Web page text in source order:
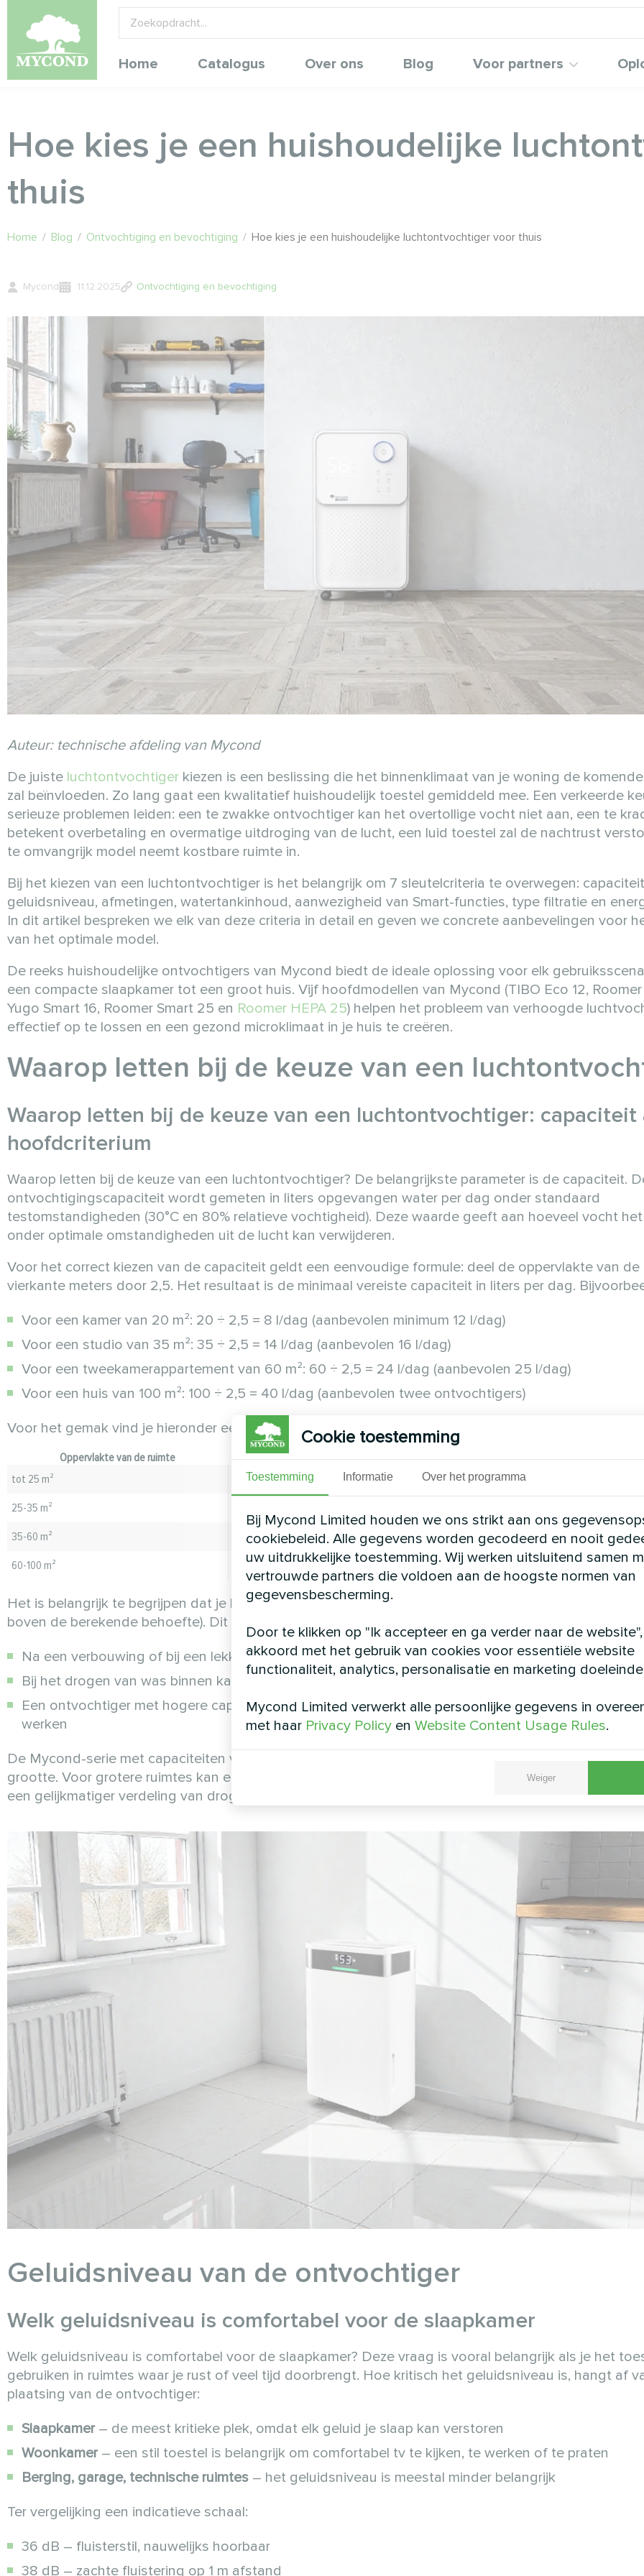
Home Catalogus Over ons Blog Voor partners
Hoe kies je een huishoudelijke
thuis
Home / Blog / Ontvochtiging en bevochtiging / Hoe kies je een huishoudelijke luchtontvochtiger voor thuis
Mycond 11.12.2025 Ontvochtiging en bevochtiging
Auteur: technische afdeling van Mycond
De juiste luchtontvochtiger kiezen is een beslissing die het binnenklimaat van je woning de komende
zal beïnvloeden. Zo lang gaat een kwalitatief huishoudelijk toestel gemiddeld mee. Een verkeerde
serieuze problemen leiden: een te zwakke ontvochtiger kan het overtollige vocht niet aan, een te
betekent overbetaling en overmatige uitdroging van de lucht, een luid toestel zal de nachtrust
te omvangrijk model neemt kostbare ruimte in.
Bij het kiezen van een luchtontvochtiger is het belangrijk om 7 sleutelcriteria te overwegen:
geluidsniveau, afmetingen, watertankinhoud, aanwezigheid van Smart-functies, type filtratie en
In dit artikel bespreken we elk van deze criteria in detail en geven we concrete aanbevelingen voor
van het optimale model.
De reeks huishoudelijke ontvochtigers van Mycond biedt de ideale oplossing voor elk
een compacte slaapkamer tot een groot huis. Vijf hoofdmodellen van Mycond (TIBO Eco 12, Roomer
Yugo Smart 16, Roomer Smart 25 en Roomer HEPA 25) helpen het probleem van verhoogde
effectief op te lossen en een gezond microklimaat in je huis te creëren.
Waarop letten bij de keuze van een
Waarop letten bij de keuze van een luchtontvochtiger: capaciteit
hoofdcriterium
Waarop letten bij de keuze van een luchtontvochtiger? De belangrijkste parameter is de capaciteit.
ontvochtigingscapaciteit wordt gemeten in liters opgevangen water per dag onder standaard
testomstandigheden (30°C en 80% relatieve vochtigheid). Deze waarde geeft aan hoeveel vocht
onder optimale omstandigheden uit de lucht kan verwijderen.
Voor het correct kiezen van de capaciteit geldt een eenvoudige formule: deel de oppervlakte van de
vierkante meters door 2,5. Het resultaat is de minimaal vereiste capaciteit in liters per dag.
Voor een kamer van 20 m²: 20 ÷ 2,5 = 8 l/dag (aanbevolen minimum 12 l/dag)
Voor een studio van 35 m²: 35 ÷ 2,5 = 14 l/dag (aanbevolen 16 l/dag)
Voor een tweekamerappartement van 60 m²: 60 ÷ 2,5 = 24 l/dag (aanbevolen 25 l/dag)
Voor een huis van 100 m²: 100 ÷ 2,5 = 40 l/dag (aanbevolen twee ontvochtigers)
Voor het gemak vind je hieronder een tabel voor de keuze op basis van de oppervlakte van de ruimte:
Oppervlakte van de ruimte Minimale capaciteit
tot 25 m²
12 l/dag Roomer Smart 12
25-35 m²
35-60 m²
25 l/dag Roomer Smart 25 ofRoomer HEPA 25
60-100 m²
25+ l/dag Combinatie van twee ontvochtigers
Het is belangrijk te begrijpen dat je beter een ontvochtiger met capaciteitsreserve kiest (ongeveer 20-
boven de berekende behoefte). Dit biedt verschillende voordelen:
Na een verbouwing of bij een lekkage is hogere capaciteit nodig om snel overtollig vocht te
Bij het drogen van was binnen kan extra vocht een minder krachtige ontvochtiger overbelasten
Een ontvochtiger met hogere capaciteit bereikt sneller het gewenste resultaat en kan in een
werken
De Mycond-serie met capaciteiten van 12 tot 25 l/dag is een ideale oplossing voor ruimtes van
grootte. Voor grotere ruimtes kan een combinatie van twee ontvochtigers worden gebruikt, wat ook
een gelijkmatiger verdeling van droge lucht door de hele ruimte.
Geluidsniveau van de ontvochtiger
Welk geluidsniveau is comfortabel voor de slaapkamer
Welk geluidsniveau is comfortabel voor de slaapkamer? Deze vraag is vooral belangrijk als je het
gebruiken in ruimtes waar je rust of veel tijd doorbrengt. Hoe kritisch het geluidsniveau is, hangt af
plaatsing van de ontvochtiger:
Slaapkamer– de meest kritieke plek, omdat elk geluid je slaap kan verstoren
Woonkamer– een stil toestel is belangrijk om comfortabel tv te kijken, te werken of te praten
Berging, garage, technische ruimtes – het geluidsniveau is meestal minder belangrijk
Ter vergelijking een indicatieve schaal:
36 dB – fluisterstil, nauwelijks hoorbaar
38 dB – zachte fluistering op 1 m afstand
Cookie toestemming
Toestemming Informatie Over het programma
Bij Mycond Limited houden we ons strikt aan ons
cookiebeleid. Alle gegevens worden gecodeerd en nooit
uw uitdrukkelijke toestemming. Wij werken uitsluitend samen
vertrouwde partners die voldoen aan de hoogste normen van
gegevensbescherming.
Door te klikken op "Ik accepteer en ga verder naar de
akkoord met het gebruik van cookies voor essentiële website
functionaliteit, analytics, personalisatie en marketing
Mycond Limited verwerkt alle persoonlijke gegevens in
met haar Privacy Policy en Website Content Usage Rules.
Weiger